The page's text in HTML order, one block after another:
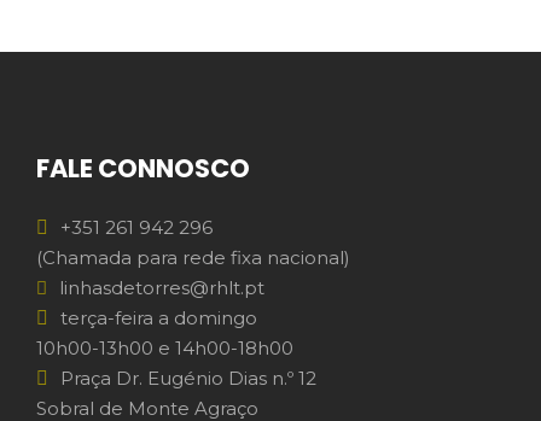
FALE CONNOSCO
+351 261 942 296
(Chamada para rede fixa nacional)
linhasdetorres@rhlt.pt
terça-feira a domingo
10h00-13h00 e 14h00-18h00
Praça Dr. Eugénio Dias n.º 12
Sobral de Monte Agraço